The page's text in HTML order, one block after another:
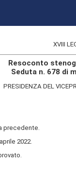
XVIII
Resoconto
Seduta n. 678 di
PRESIDENZA DEL
precedente.
2022.